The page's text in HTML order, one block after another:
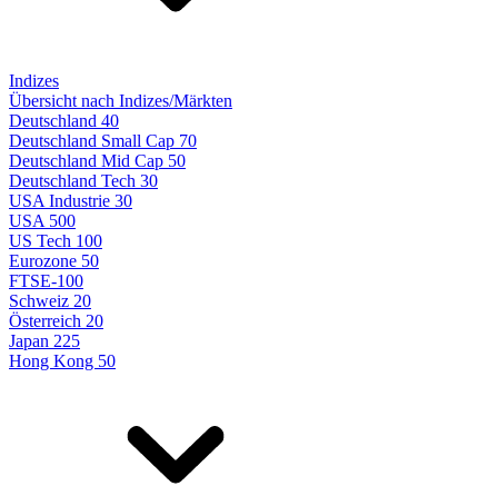
Indizes
Übersicht nach Indizes/Märkten
Deutschland 40
Deutschland Small Cap 70
Deutschland Mid Cap 50
Deutschland Tech 30
USA Industrie 30
USA 500
US Tech 100
Eurozone 50
FTSE-100
Schweiz 20
Österreich 20
Japan 225
Hong Kong 50